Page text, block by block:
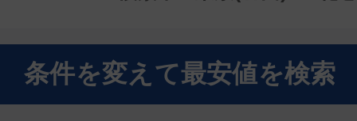
条件を変えて最安値を検索